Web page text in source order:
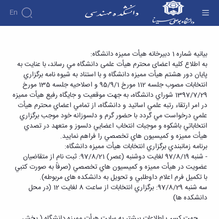
En
دانشکده
درباره
دانشکده
تاریخچه
ریاست
دانشکده
روسای
پیشین
افتخارات
آلبوم
عکس
اطلاعات
تماس
سازمان
دانشکده
معاونت
آموزش
دوره
کارشناسی
فرم
ها
و
آئین
نامه
ها
آیین‌نامه‌های
معاونت
آموزشی
تحصیلات
تکمیلی
فرم
پژوهش
پژوهش
هفته
پژوهش
کارگاه ها
آزمایشگاه
ها
گروه
برق
گروه
عمران
گروه
مکانیک
اساتید
اساتید
دانشکده
اساتید
بازنشسته
کارکنان
دانشکده
مهندسی
آموزشی
گروه
های
آموزشی
مهندسی
برق
مهندسی
مواد
مهندسی
عمران
صنایع
برگزاری انتخابات اعضای هیأت ممیزه و کمیسیون
های تخصصی وابسته - دانشکده فنی و مهندسی
بیانیه شماره 1 دبیرخانه هیأت ممیزه دانشگاه:
به اطلاع کلیه اعضای محترم هیأت علمی دانشگاه مي رساند، با عنايت به
پايان دور هشتم هيأت مميزه دانشگاه و با استناد به شيوه نامه برگزاري
انتخابات مصوب جلسه 112 مورخ 95/9/1 و اصلاحیه جلسه 135 مورخ
1397/7/29 شوراي دانشگاه، به جهت موقعيت و جايگاه رفيع هيأت مميزه
در امر ارتقاء رتبه علمي اساتید و دانشگاه، از تمامي اعضاي محترم هيأت
علمي درخواست مي گردد با حضور گرم و دلسوزانه خود موجب برگزاري
انتخاباتي باشكوه و موجبات انتخاب اعضايي دلسوز و متعهد در تصدي
هيأت مميزه و كميسيون هاي تخصصي را فراهم نمایید.
برنامه زمانبندي برگزاري انتخابات هيأت مميزه دانشگاه:
- شنبه 97/8/19 لغايت دوشنبه (عصر) 97/8/21: ثبت نام از متقاضيان
عضويت در هيأت مميزه و كميسيون هاي تخصصي (صرفاً به صورت كتبي
با تكميل فرم اعلام داوطلبي و تحویل به دانشکده های مربوطه).
سه شنبه 97/8/29: برگزاري انتخابات از ساعت 8 لغايت 12 (در محل
دانشكده ها)